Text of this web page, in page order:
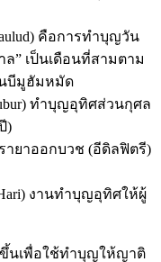
คือการทำบุญวัน
ล” เป็นเดือนที่สามตาม
บีมูฮัมหมัด
ทำบุญอุทิศส่วนกุศล
)
ยาออกบวช (อีดิลฟิตรี)
งานทำบุญอุทิศให้ผู้
พื่อใช้ทำบุญให้ญาติ